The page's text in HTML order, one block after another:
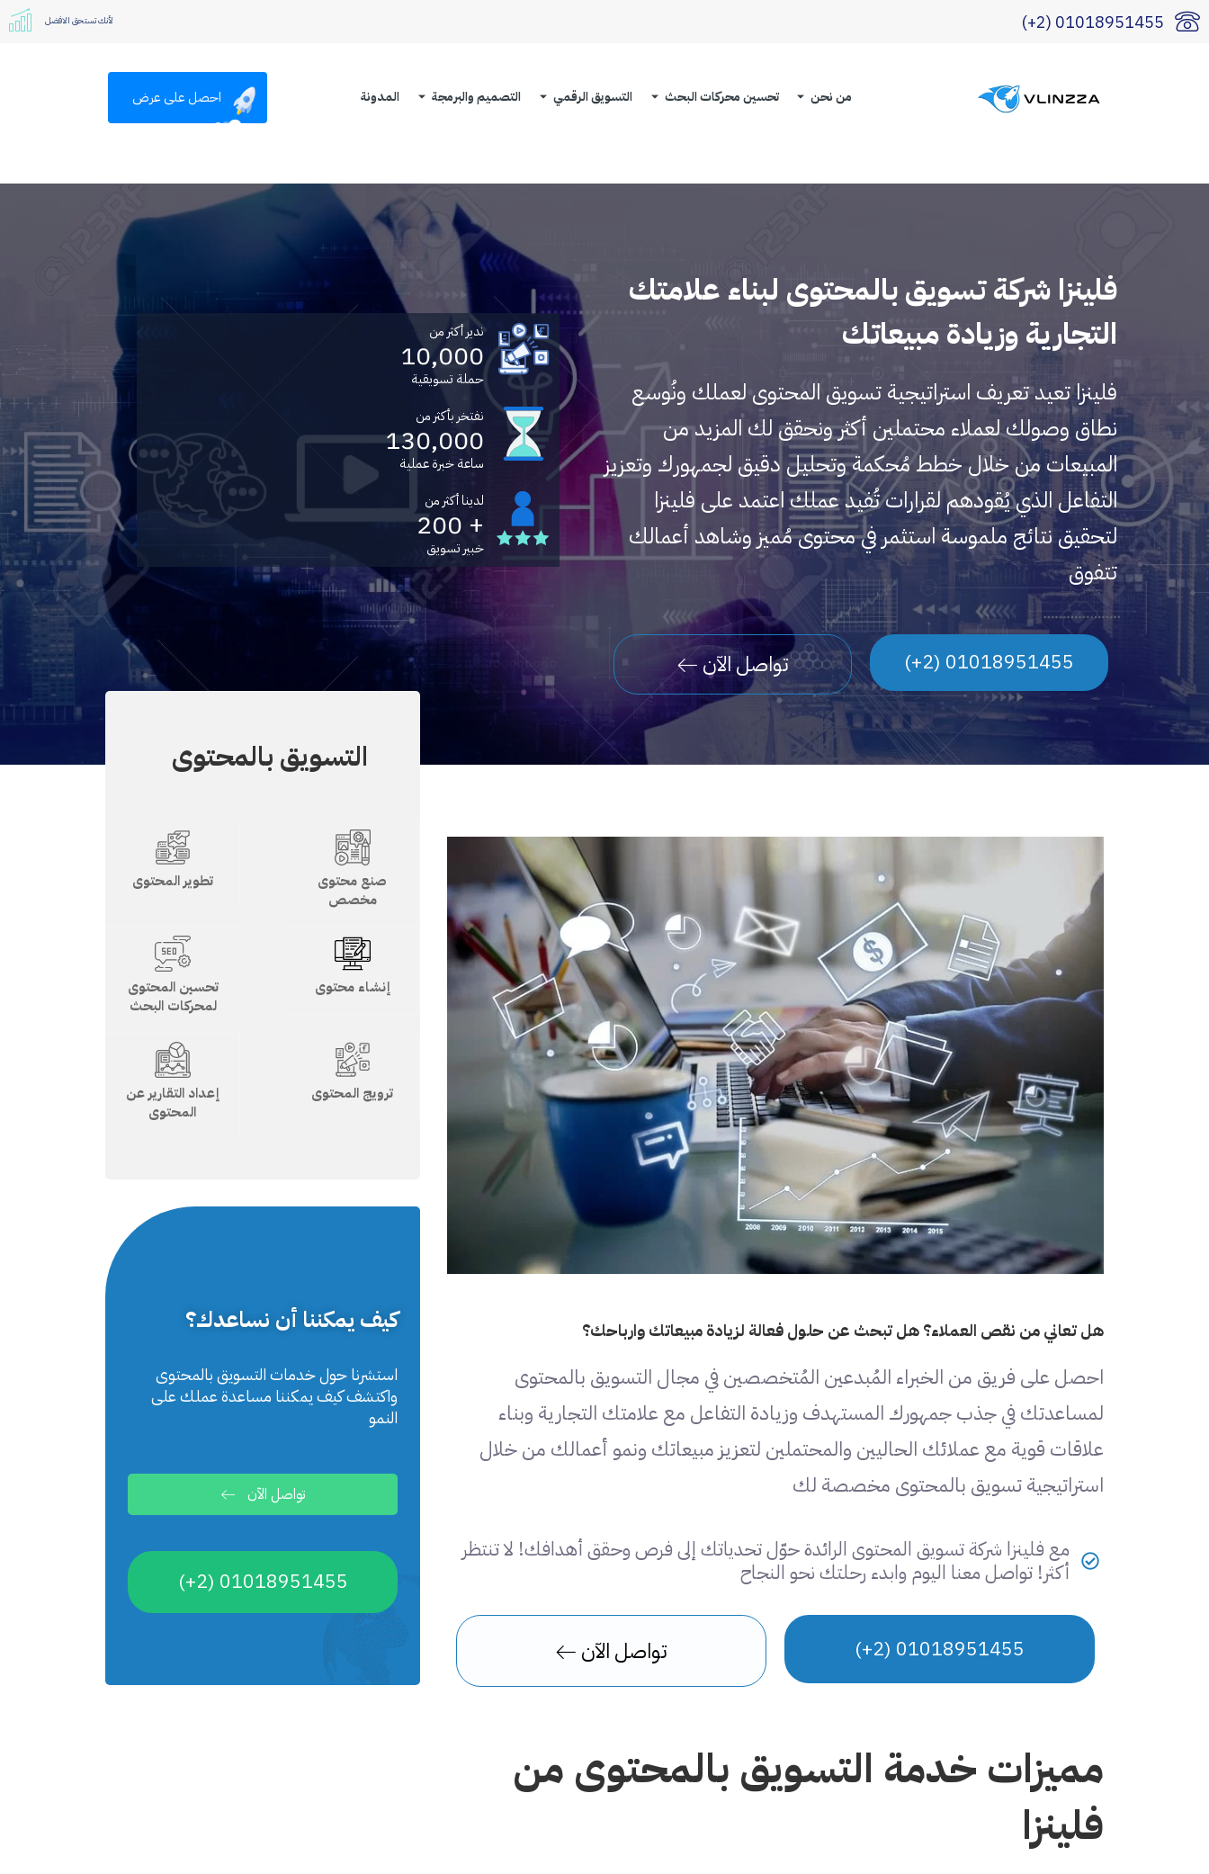
01018951455 (2+) لأنك تستحق الافضل
من نحن تحسين محركات البحث التسويق الرقمي التصميم والبرمجة المدونة احصل على عرض
فلينزا شركة تسويق بالمحتوى لبناء علامتك
التجارية وزيادة مبيعاتك
فلينزا تعيد تعريف استراتيجية تسويق المحتوى لعملك ونُوسع
نطاق وصولك لعملاء محتملين أكثر ونحقق لك المزيد من
المبيعات من خلال خطط مُحكمة وتحليل دقيق لجمهورك وتعزيز
التفاعل الذي يُقودهم لقرارات تُفيد عملك اعتمد على فلينزا
لتحقيق نتائج ملموسة استثمر في محتوى مُميز وشاهد أعمالك
تتفوق
01018951455 (2+) تواصل الآن
ندير أكثر من
10,000
حملة تسويقية
نفتخر بأكثر من
130,000
ساعة خبرة عملية
لدينا أكثر من
+ 200
خبير تسويق
هل تعاني من نقص العملاء؟ هل تبحث عن حلول فعالة لزيادة مبيعاتك وارباحك؟
احصل على فريق من الخبراء المُبدعين المُتخصصين في مجال التسويق بالمحتوى
لمساعدتك في جذب جمهورك المستهدف وزيادة التفاعل مع علامتك التجارية وبناء
علاقات قوية مع عملائك الحاليين والمحتملين لتعزيز مبيعاتك ونمو أعمالك من خلال
استراتيجية تسويق بالمحتوى مخصصة لك
مع فلينزا شركة تسويق المحتوى الرائدة حوّل تحدياتك إلى فرص وحقق أهدافك! لا تنتظر
أكثر! تواصل معنا اليوم وابدء رحلتك نحو النجاح
01018951455 (2+) تواصل الآن
مميزات خدمة التسويق بالمحتوى من
فلينزا
التسويق بالمحتوى
صنع محتوى
مخصص
تطوير المحتوى
إنشاء محتوى
تحسين المحتوى
لمحركات البحث
ترويج المحتوى
إعداد التقارير عن
المحتوى
كيف يمكننا أن نساعدك؟
استشرنا حول خدمات التسويق بالمحتوى
واكتشف كيف يمكننا مساعدة عملك على
النمو
تواصل الآن
01018951455 (2+)